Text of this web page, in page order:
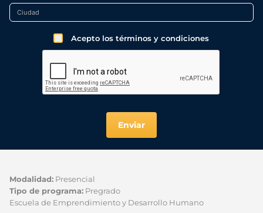
Acepto los términos y condiciones
Enviar
Modalidad: Presencial
Tipo de programa: Pregrado
Escuela de Emprendimiento y Desarrollo Humano